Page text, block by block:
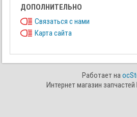
ДОПОЛНИТЕЛЬНО
Связаться с нами
Карта сайта
Работает на
Интернет магазин